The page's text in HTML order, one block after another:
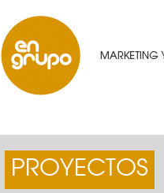
PROYECTOS